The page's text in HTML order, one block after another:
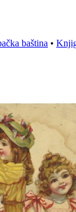
baština •